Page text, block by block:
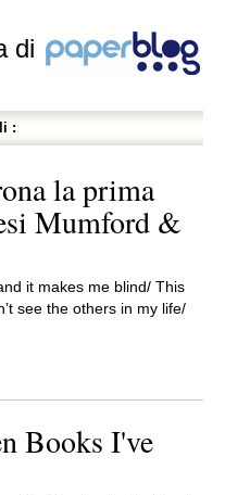
di
:
la prima
Mumford &
it makes me blind/ This
see the others in my life/
Books I've